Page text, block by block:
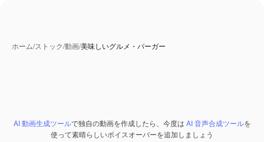
ホーム/ストック/動画/美味しいグルメ・バーガー
Premium
AI 動画生成ツールで独自の動画を作成したら、今度は AI 音声合成ツールを
使って素晴らしいボイスオーバーを追加しましょう